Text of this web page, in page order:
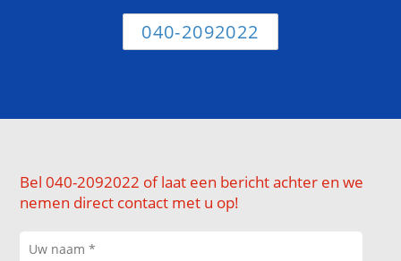
040-2092022
Bel 040-2092022 of laat een bericht achter en we
nemen direct contact met u op!